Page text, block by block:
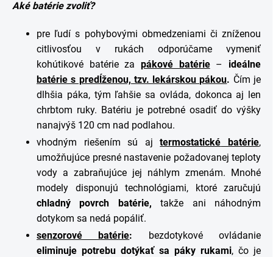
Aké batérie zvoliť?
pre ľudí s pohybovými obmedzeniami či zníženou
citlivosťou v rukách odporúčame vymeniť
kohútikové batérie za pákové batérie– ideálne
batérie s predĺženou, tzv. lekárskou pákou. Čím je
dlhšia páka, tým ľahšie sa ovláda, dokonca aj len
chrbtom ruky. Batériu je potrebné osadiť do výšky
nanajvýš 120 cm nad podlahou.
vhodným riešením sú ajtermostatické batérie,
umožňujúce presné nastavenie požadovanej teploty
vody a zabraňujúce jej náhlym zmenám. Mnohé
modely disponujú technológiami, ktoré zaručujú
chladný povrch batérie, takže ani náhodným
dotykom sa nedá popáliť.
senzorové batérie: bezdotykové ovládanie
eliminuje potrebu dotýkať sa páky rukami, čo je